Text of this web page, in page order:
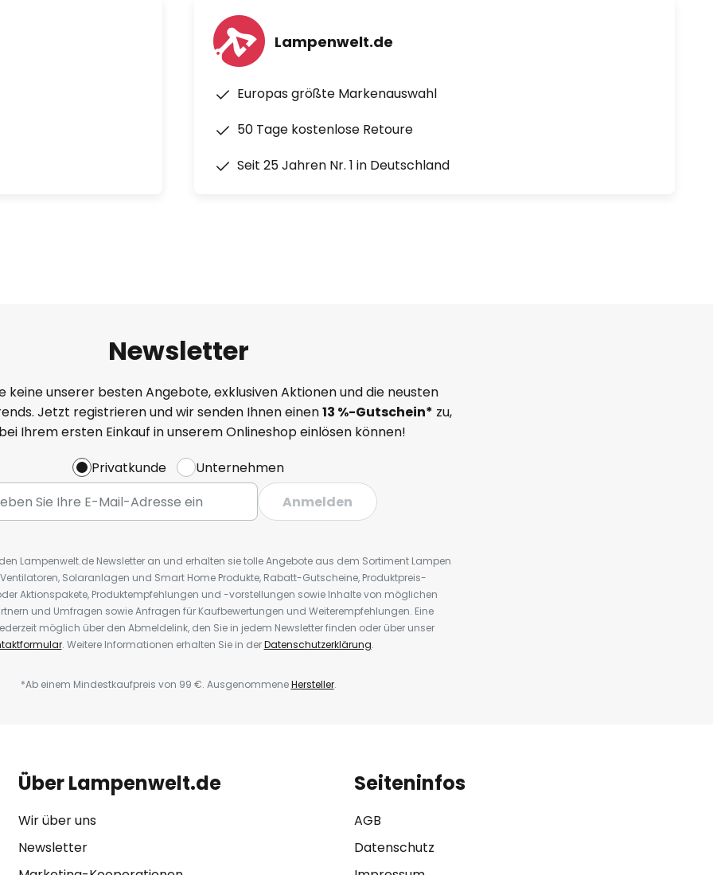
Lampenwelt.de
Europas größte Markenauswahl
50 Tage kostenlose Retoure
Seit 25 Jahren Nr. 1 in Deutschland
Newsletter
keine unserer besten Angebote, exklusiven Aktionen und die neusten
Jetzt registrieren und wir senden Ihnen einen13 %-Gutschein* zu,
Ihrem ersten Einkauf in unserem Onlineshop einlösen können!
Privatkunde
Unternehmen
Anmelden
Lampenwelt.de Newsletter an und erhalten sie tolle Angebote aus dem Sortiment Lampen
Solaranlagen und Smart Home Produkte, Rabatt-Gutscheine, Produktpreis-
Aktionspakete, Produktempfehlungen und -vorstellungen sowie Inhalte von möglichen
und Umfragen sowie Anfragen für Kaufbewertungen und Weiterempfehlungen. Eine
möglich über den Abmeldelink, den Sie in jedem Newsletter finden oder über unser
. Weitere Informationen erhalten Sie in derDatenschutzerklärung.
*Ab einem Mindestkaufpreis von 99 €. AusgenommeneHersteller.
Über Lampenwelt.de
Wir über uns
Newsletter
Seiteninfos
AGB
Datenschutz